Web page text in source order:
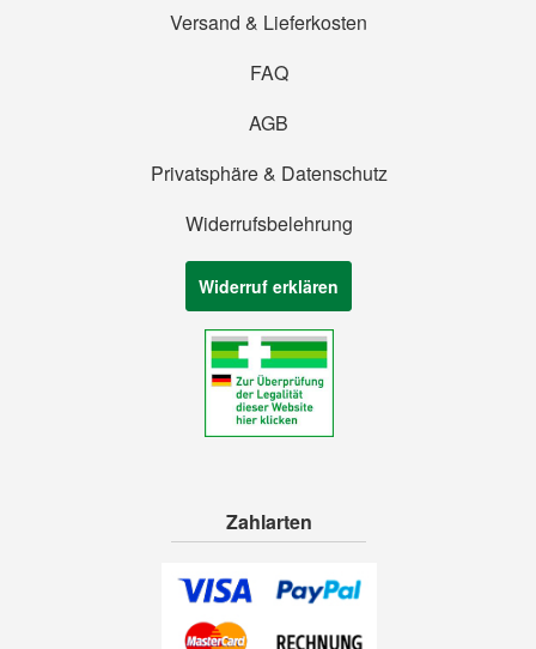
Versand & Lieferkosten
FAQ
AGB
Privatsphäre & Datenschutz
Widerrufsbelehrung
Widerruf erklären
Zahlarten